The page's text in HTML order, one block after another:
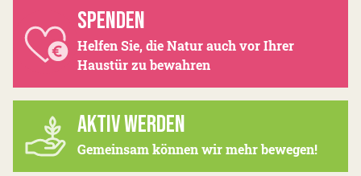
SPENDEN
Helfen Sie, die Natur auch vor Ihrer
Haustür zu bewahren
AKTIV WERDEN
Gemeinsam können wir mehr bewegen!